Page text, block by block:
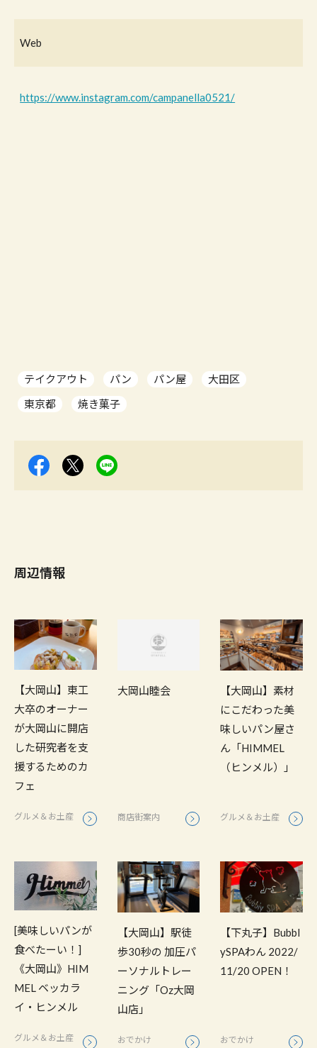
Web
https://www.instagram.com/campanella0521/
テイクアウト パン パン屋
大田区
東京都
焼き菓子
周辺情報
【大岡山】東工
大卒のオーナー
が大岡山に開店
した研究者を支
援するためのカ
フェ
グルメ＆お土産
大岡山睦会
商店街案内
【大岡山】素材
にこだわった美
味しいパン屋さ
ん「HIMMEL
（ヒンメル）」
グルメ＆お土産
[美味しいパンが
食べたーい！]
《大岡山》HIM
MEL ベッカラ
イ・ヒンメル
グルメ＆お土産
【大岡山】駅徒
歩30秒の 加圧パ
ーソナルトレー
ニング「Oz大岡
山店」
おでかけ
【下丸子】Bubbl
ySPAわん 2022/
11/20 OPEN！
おでかけ